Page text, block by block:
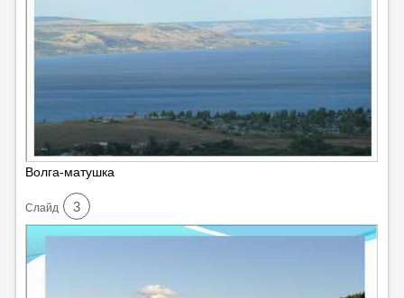
Волга-матушка
Cлайд 3